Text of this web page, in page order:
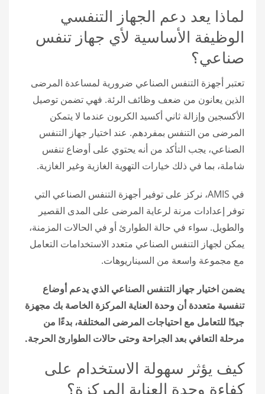
لماذا يعد دعم الجهاز التنفسي
الوظيفة الأساسية لأي جهاز تنفس
صناعي؟
تعتبر أجهزة التنفس الصناعي ضرورية لمساعدة المرضى
الذين يعانون من ضعف وظائف الرئة. فهي تضمن توصيل
الأكسجين وإزالة ثاني أكسيد الكربون عندما لا يتمكن
المرضى من التنفس بمفردهم. عند اختيار جهاز التنفس
الصناعي، يجب التأكد من أنه يحتوي على أوضاع تنفس
شاملة، بما في ذلك خيارات التهوية الغازية وغير الغازية.
في AMIS، نركز على توفير أجهزة التنفس الصناعي التي
توفر إعدادات مرنة لرعاية المرضى على المدى القصير
والطويل. سواء في حالة الطوارئ أو في الحالات المزمنة،
يمكن لجهاز التنفس الصناعي متعدد الاستخدامات التعامل
مع مجموعة واسعة من السيناريوهات.
يضمن اختيار جهاز التنفس الصناعي الذي يدعم أوضاع
تنفسية متعددة أن وحدة العناية المركزة الخاصة بك مجهزة
جيدًا للتعامل مع احتياجات المرضى المختلفة، بدءًا من
مرحلة التعافي بعد الجراحة وحتى حالات الطوارئ الحرجة.
كيف يؤثر سهولة الاستخدام على
كفاءة وحدة العناية المركزة؟